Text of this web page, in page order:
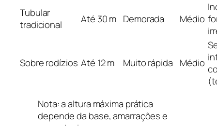
Tubular
tradicional
Até 30 m Demorada Médio
Sobre rodízios Até 12 m Muito rápida Médio
Nota: a altura máxima prática
depende da base, amarrações e